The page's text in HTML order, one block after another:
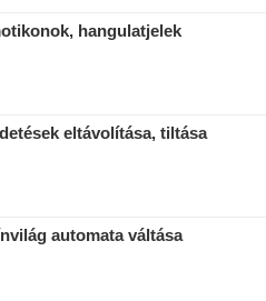
hangulatjelek
eltávolítása, tiltása
automata váltása